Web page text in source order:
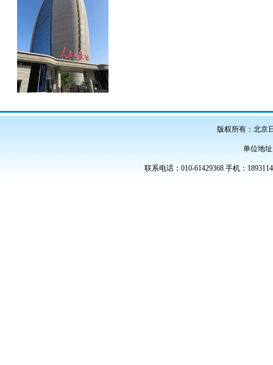
版权所有：北京
单位地
联系电话：010-61429368 手机：